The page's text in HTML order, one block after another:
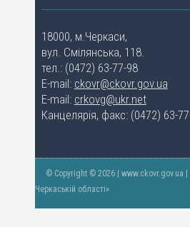
18000, м.Черкаси,
вул. Смілянська, 118.
тел.: (0472) 63-77-98
E-mail: ckovr@ckovr.gov.ua
E-mail: crkovg@ukr.net
Канцелярія, факс: (0472) 63-
© Copyright © 2026 | www.ckovr.gov.ua |
Черкаській області»